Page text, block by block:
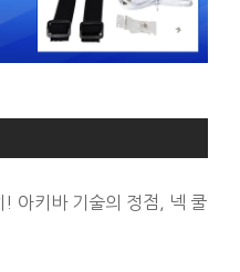
! 아키바 기술의 정점, 넥 쿨